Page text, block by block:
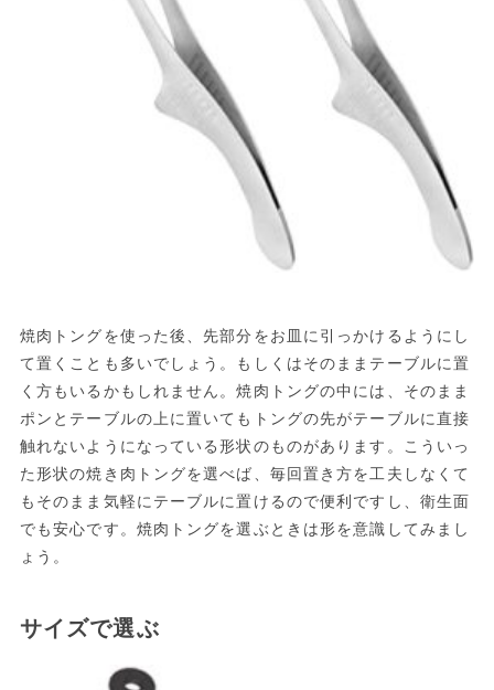
焼肉トングを使った後、先部分をお皿に引っかけるようにし
て置くことも多いでしょう。もしくはそのままテーブルに置
く方もいるかもしれません。焼肉トングの中には、そのまま
ポンとテーブルの上に置いてもトングの先がテーブルに直接
触れないようになっている形状のものがあります。こういっ
た形状の焼き肉トングを選べば、毎回置き方を工夫しなくて
もそのまま気軽にテーブルに置けるので便利ですし、衛生面
でも安心です。焼肉トングを選ぶときは形を意識してみまし
ょう。
サイズで選ぶ